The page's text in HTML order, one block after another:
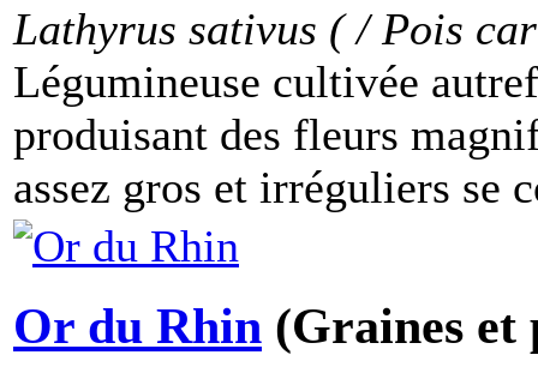
Lathyrus sativus ( / Pois
Légumineuse cultivée
produisant des fleurs
assez gros et irréguliers se
Or du Rhin (Graines et